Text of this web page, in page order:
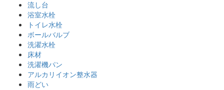
流し台
浴室水栓
トイレ水栓
ボールバルブ
洗濯水栓
床材
洗濯機パン
アルカリイオン整水器
雨どい